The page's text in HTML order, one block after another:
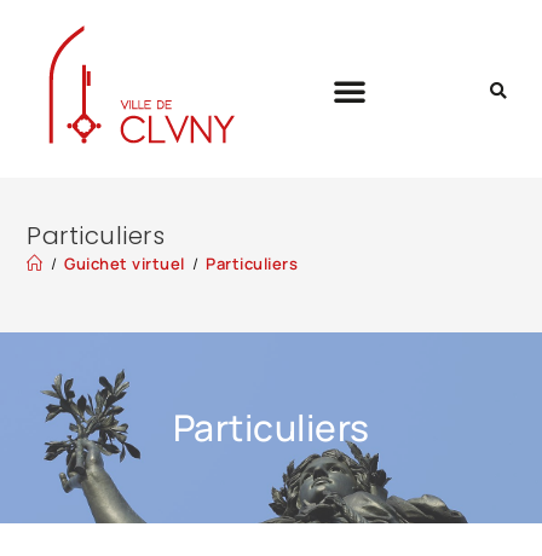
Particuliers
/ Guichet virtuel / Particuliers
Particuliers